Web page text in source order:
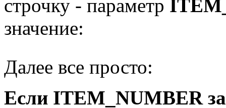
строчку - параметр
значение:
Далее все просто:
Если ITEM_NUMBER